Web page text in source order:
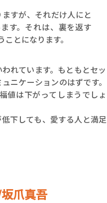
すが、それだけ人にと
す。それは、裏を返す
とになります。
れています。もともとセッ
ニケーションのはずです。
値は下がってしまうでしょ
下しても、愛する人と満足
爪真吾